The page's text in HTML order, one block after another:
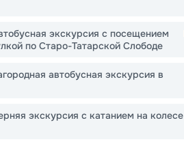
экскурсия с посещением
по Старо-Татарской Слободе
автобусная экскурсия в
экскурсия с катанием на колесе